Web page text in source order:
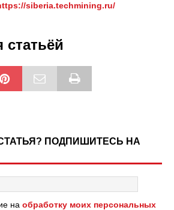
siberia.techmining.ru/
статьёй
ПОДПИШИТЕСЬ НА
на обработку моих персональных